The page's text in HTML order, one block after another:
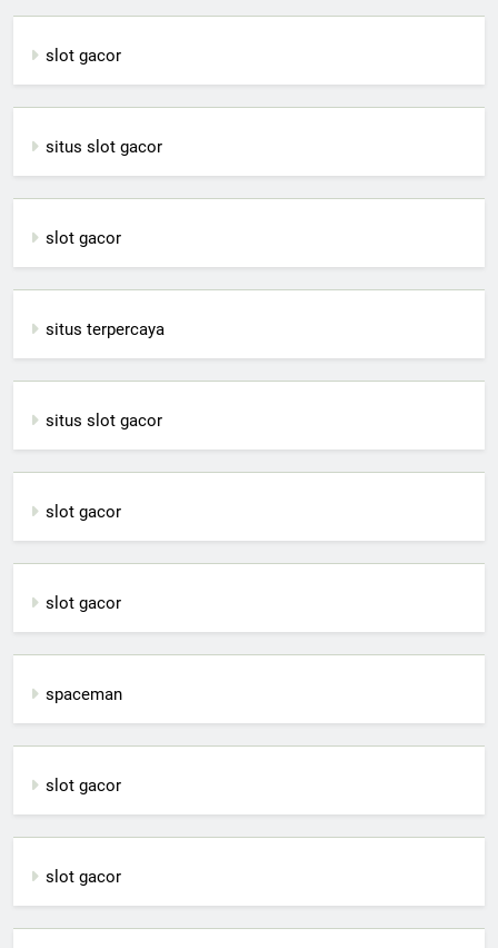
slot gacor
situs slot gacor
slot gacor
situs terpercaya
situs slot gacor
slot gacor
slot gacor
spaceman
slot gacor
slot gacor